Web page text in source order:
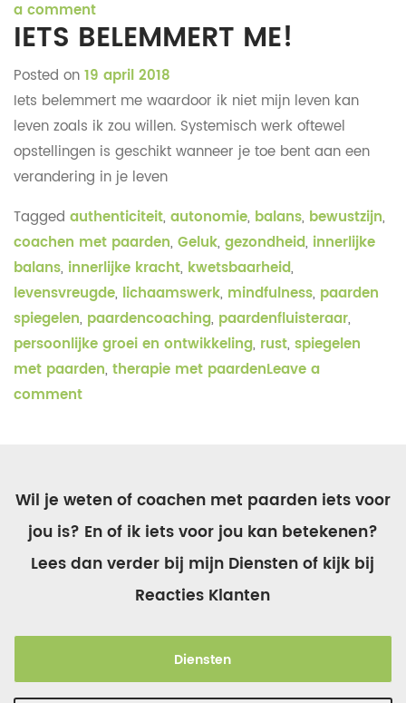
a comment
IETS BELEMMERT ME!
Posted on 19 april 2018
Iets belemmert me waardoor ik niet mijn leven kan
leven zoals ik zou willen. Systemisch werk oftewel
opstellingen is geschikt wanneer je toe bent aan een
verandering in je leven
Tagged authenticiteit, autonomie, balans, bewustzijn,
coachen met paarden, Geluk, gezondheid, innerlijke
balans, innerlijke kracht, kwetsbaarheid,
levensvreugde, lichaamswerk, mindfulness, paarden
spiegelen, paardencoaching, paardenfluisteraar,
persoonlijke groei en ontwikkeling, rust, spiegelen
met paarden, therapie met paardenLeave a
comment
Wil je weten of coachen met paarden iets voor
jou is? En of ik iets voor jou kan betekenen?
Lees dan verder bij mijn Diensten of kijk bij
Reacties Klanten
Diensten